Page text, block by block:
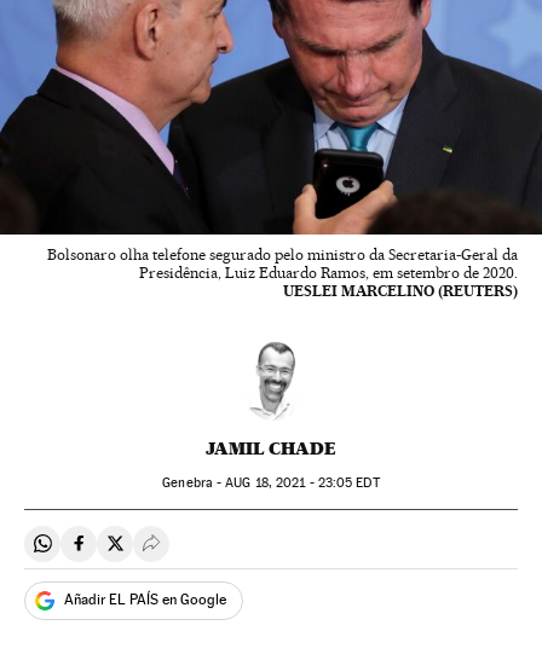
Bolsonaro olha telefone segurado pelo ministro da Secretaria-Geral da
Presidência, Luiz Eduardo Ramos, em setembro de 2020.
UESLEI MARCELINO (REUTERS)
JAMIL CHADE
Genebra -AUG 18, 2021 - 23:05 EDT
Compartir en Whatsapp
Compartir en Facebook
Compartir en Twitter
Desplegar Redes Sociales
Añadir EL PAÍS en Google